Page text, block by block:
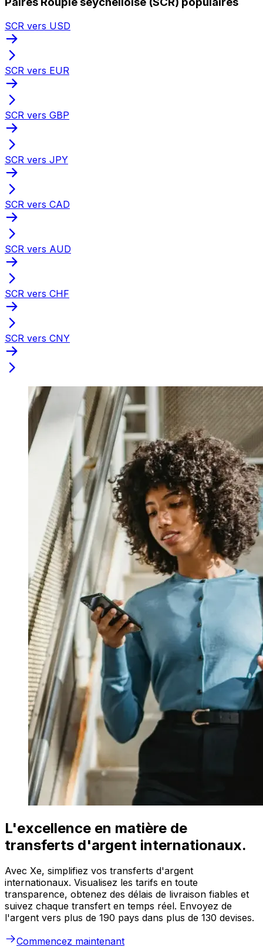
SCR vers USD
SCR vers EUR
SCR vers GBP
SCR vers JPY
SCR vers CAD
SCR vers AUD
SCR vers CHF
SCR vers CNY
L'excellence en matière de
transferts d'argent internationaux.
Avec Xe, simplifiez vos transferts d'argent
internationaux. Visualisez les tarifs en toute
transparence, obtenez des délais de livraison fiables et
suivez chaque transfert en temps réel. Envoyez de
l'argent vers plus de 190 pays dans plus de 130 devises.
Commencez maintenant